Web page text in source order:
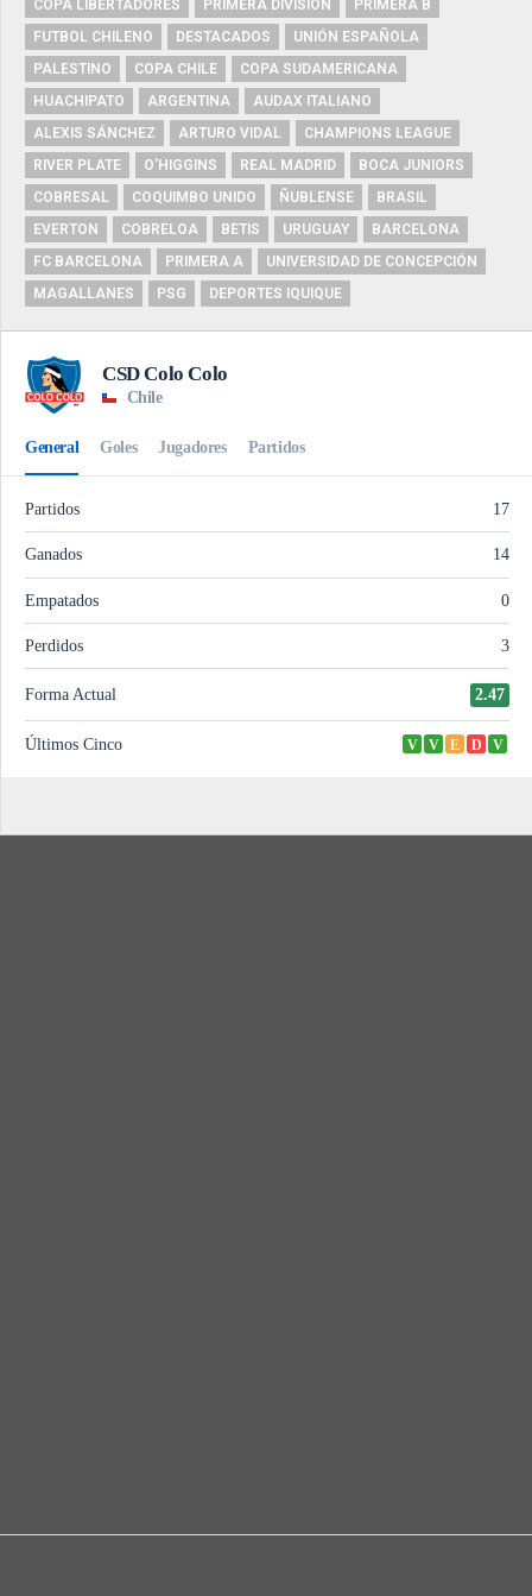
COPA LIBERTADORES
PRIMERA DIVISIÓN
PRIMERA B
FUTBOL CHILENO
DESTACADOS
UNIÓN ESPAÑOLA
PALESTINO
COPA CHILE
COPA SUDAMERICANA
HUACHIPATO
ARGENTINA
AUDAX ITALIANO
ALEXIS SÁNCHEZ
ARTURO VIDAL
CHAMPIONS LEAGUE
RIVER PLATE
O'HIGGINS REAL MADRID
BOCA JUNIORS
COBRESAL
COQUIMBO UNIDO ÑUBLENSE
BRASIL
EVERTON
COBRELOA BETIS URUGUAY
BARCELONA
FC BARCELONA
PRIMERA A
UNIVERSIDAD DE CONCEPCIÓN
MAGALLANES
PSG DEPORTES IQUIQUE